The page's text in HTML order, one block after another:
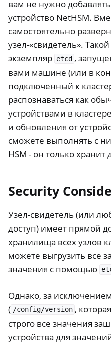
вам не нужно
устройство NetHSM.
самостоятельно
узел-«свидетель».
экземпляр etcd ,
вами машине (или в
подключенный к
распознаваться как
устройствами в
и обновления от
сможете выполнять с
HSM - он только хранит
Security
Узел-свидетель (или
доступ) имеет прямой
хранилища всех узлов
можете выгрузить все
значения с помощью
Однако, за
( /config/version ,
строго все значения
устройства для